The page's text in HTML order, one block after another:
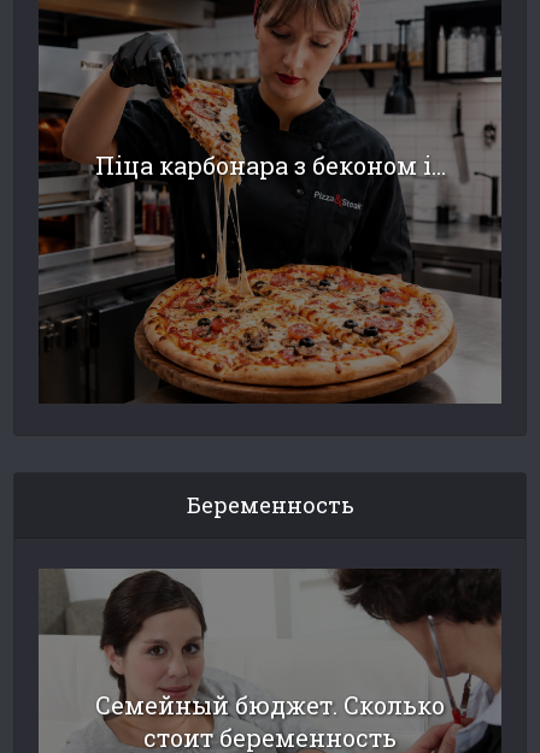
Піца карбонара з беконом і...
Беременность
Семейный бюджет. Сколько
стоит беременность